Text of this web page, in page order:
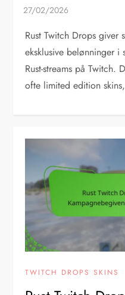
Rust Twitch Drops
eksklusive belønninger
Rust-streams på Twitch.
ofte limited edition
TWITCH DROPS SKINS